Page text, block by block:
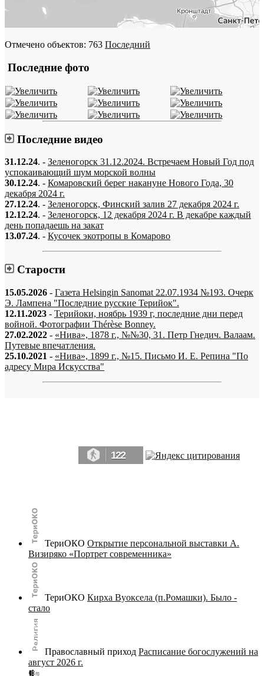
Отмечено объектов: 763 Последний
Последние фото
Последние видео
31.12.24. - Зеленогорск 31.12.2024. Встречаем Новый Год под
успокаивающий шум морской волны
30.12.24. - Комаровский берег накануне Нового Года, 30
декабря 2024 г.
27.12.24. - Зеленогорск, Финский залив 27 декабря 2024 г.
12.12.24. - Зеленогорск, 12 декабря 2024 г. В декабре каждый
день попадаешь на закат
13.07.24. - Кусочек экотропы в Комарово
Старости
15.05.2026 - Газета Helsingin Sanomat 22.07.1934 №193. Очерк
Э. Лампена "Последние русские Терийок".
12.11.2023 - Терийоки, ноябрь 1939 г, последние дни перед
войной. Фотографии Thérèse Bonney.
27.02.2022 - «Нива», 1878 г., №№30, 31. Петр Гнедич. Валаам.
Путевые впечатления.
25.10.2021 - «Нива», 1899 г., №15. Письмо И. Е. Репина "По
адресу Мира Искусства"
122
ТериОКО Открытие персональной выставки А.
Визиряко «Портрет современника»
ТериОКО Кирха Вуоксела (п.Ромашки). Было -
стало
Православный приход Расписание богослужений на
август 2026 г.